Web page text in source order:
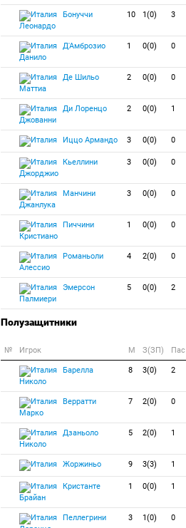
Бонуччи
Леонардо
10 1(0) 3
Д'Амброзио
Данило
1 0(0) 0
Де Шильо
Маттиа
2 0(0) 0
Ди Лоренцо
Джованни
2 0(0) 1
Иццо Армандо 3 0(0) 0
Кьеллини
Джорджио
3 0(0) 0
Манчини
Джанлука
3 0(0) 0
Пиччини
Кристиано
1 0(0) 0
Романьоли
Алессио
4 2(0) 0
Эмерсон
Палмиери
5 0(0) 2
Полузащитники
№ Игрок M З(ЗП) Пас
Барелла
Николо
8 3(0) 2
Верратти
Марко
7 2(0) 0
Дзаньоло
Николо
5 2(0) 1
Жоржиньо 9 3(3) 1
Кристанте
Брайан
1 0(0) 1
Пеллегрини
3 1(0) 0